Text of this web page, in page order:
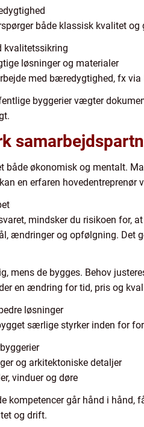
både klassisk kvalitet
kvalitetssikring
løsninger og materialer
med bæredygtighed, fx via
byggerier vægter
både økonomisk og mentalt.
en erfaren hovedentreprenør
mindsker du risikoen for,
ændringer og opfølgning. Det
mens de bygges. Behov
en ændring for tid, pris og
løsninger
særlige styrker inden for
og arkitektoniske detaljer
vinduer og døre
kompetencer går hånd i
og drift.